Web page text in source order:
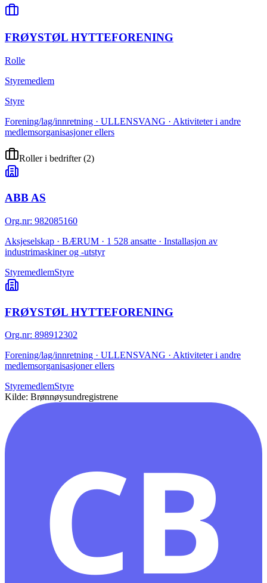
FRØYSTØL HYTTEFORENING
Rolle
Styremedlem
Styre
Forening/lag/innretning · ULLENSVANG · Aktiviteter i andre
medlemsorganisasjoner ellers
Roller i bedrifter(2)
ABB AS
Org.nr: 982085160
Aksjeselskap · BÆRUM · 1 528 ansatte · Installasjon av
industrimaskiner og -utstyr
StyremedlemStyre
FRØYSTØL HYTTEFORENING
Org.nr: 898912302
Forening/lag/innretning · ULLENSVANG · Aktiviteter i andre
medlemsorganisasjoner ellers
StyremedlemStyre
Kilde: Brønnøysundregistrene
CB